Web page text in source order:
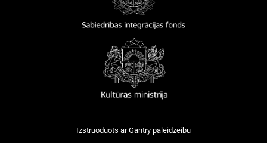
Izstruoduots arGantry paleidzeibu